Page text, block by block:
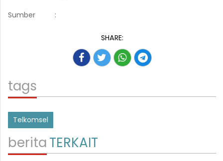
Sumber :
SHARE:
tags
Telkomsel
beritaTERKAIT